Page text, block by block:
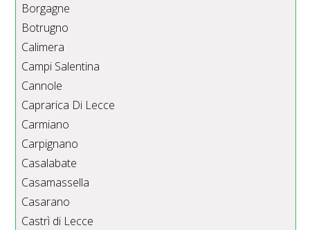
Borgagne
Botrugno
Calimera
Campi Salentina
Cannole
Caprarica Di Lecce
Carmiano
Carpignano
Casalabate
Casamassella
Casarano
Castrì di Lecce